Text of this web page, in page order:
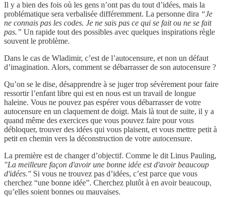
Il y a bien des fois où les gens n’ont pas du tout d’idées, mais la
problématique sera verbalisée différemment. La personne dira “Je
ne connais pas les codes. Je ne sais pas ce qui se fait ou ne se fait
pas.” Un rapide tout des possibles avec quelques inspirations règle
souvent le problème.
Dans le cas de Wladimir, c’est de l’autocensure, et non un défaut
d’imagination. Alors, comment se débarrasser de son autocensure ?
Qu’on se le dise, désapprendre à se juger trop sévèrement pour faire
ressortir l’enfant libre qui est en nous est un travail de longue
haleine. Vous ne pouvez pas espérer vous débarrasser de votre
autocensure en un claquement de doigt. Mais là tout de suite, il y a
quand même des exercices que vous pouvez faire pour vous
débloquer, trouver des idées qui vous plaisent, et vous mettre petit à
petit en chemin vers la déconstruction de votre autocensure.
La première est de changer d’objectif. Comme le dit Linus Pauling,
"La meilleure façon d'avoir une bonne idée est d'avoir beaucoup
d'idées." Si vous ne trouvez pas d’idées, c’est parce que vous
cherchez “une bonne idée”. Cherchez plutôt à en avoir beaucoup,
qu’elles soient bonnes ou mauvaises.